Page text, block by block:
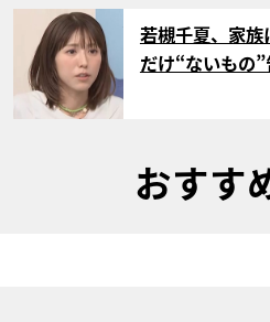
サムネイル
若槻千夏、家
だけ“ないも
おすす